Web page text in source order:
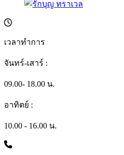
เวลาทำการ
จันทร์-เสาร์ :
09.00- 18.00 น.
อาทิตย์ :
10.00 - 16.00 น.